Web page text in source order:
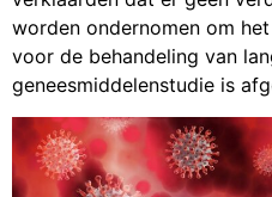
worden ondernomen om
voor de behandeling van
geneesmiddelenstudie is